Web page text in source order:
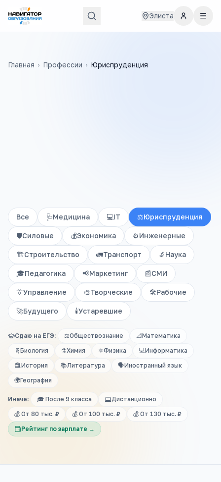
Элиста
Главная › Профессии › Юриспруденция
Все 🩺Медицина 💻IT ⚖️Юриспруденция
🛡️Силовые 💰Экономика ⚙️Инженерные
🏗️Строительство 🚛Транспорт 🔬 Наука
🎓Педагогика 📢Маркетинг 📰СМИ
👔Управление 🎨Творческие 🛠️Рабочие
🚀Будущего 🕯️Устаревшие
Сдаю на ЕГЭ: ⚖️Обществознание 📐Математика
🧬 Биология ⚗️Химия ⚛️Физика 💻Информатика
🏛️История 📚Литература 🗣️Иностранный язык
🌍География
Иначе: 🎓 После 9 класса
Дистанционно
💰 От 80 тыс. ₽
💰 От 100 тыс. ₽
💰 От 130 тыс. ₽
Рейтинг по зарплате →